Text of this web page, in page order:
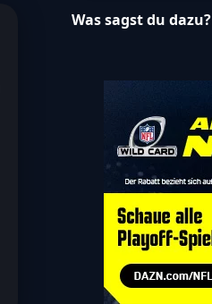
Was sagst du dazu?